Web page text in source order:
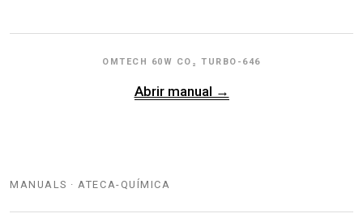
OMTECH 60W CO₂ TURBO-646
Abrir manual →
MANUALS · ATECA-QUÍMICA